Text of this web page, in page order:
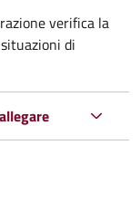
verifica la
di